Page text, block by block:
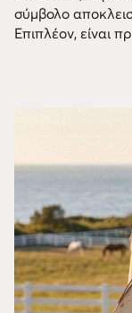
σύμβολο
Επιπλέον, είναι